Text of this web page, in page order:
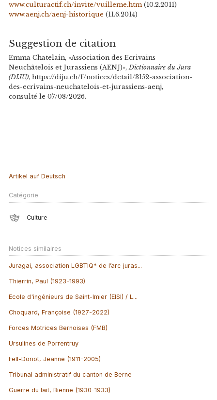
www.culturactif.ch/invite/vuilleme.htm(10.2.2011)
www.aenj.ch/aenj-historique (11.6.2014)
Suggestion de citation
Emma Chatelain, «Association des Ecrivains
Neuchâtelois et Jurassiens (AENJ)», Dictionnaire du Jura
(DIJU), https://diju.ch/f/notices/detail/3152-association-
des-ecrivains-neuchatelois-et-jurassiens-aenj,
consulté le 07/08/2026.
Artikel auf Deutsch
Catégorie
Culture
Notices similaires
Juragai, association LGBTIQ* de l’arc juras...
Thierrin, Paul (1923-1993)
Ecole d'ingénieurs de Saint-Imier (EISI) / L...
Choquard, Françoise (1927-2022)
Forces Motrices Bernoises (FMB)
Ursulines de Porrentruy
Fell-Doriot, Jeanne (1911-2005)
Tribunal administratif du canton de Berne
Guerre du lait, Bienne (1930-1933)